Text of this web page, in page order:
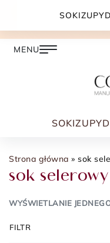
DARMOWA
SOKIZUPY
Strona główna » sok
sok selerowy
WYŚWIETLANIE
FILTR
SOKIZUPY